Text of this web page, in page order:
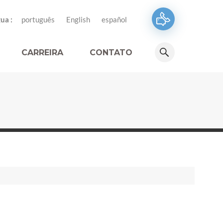
: português English español
CARREIRA CONTATO